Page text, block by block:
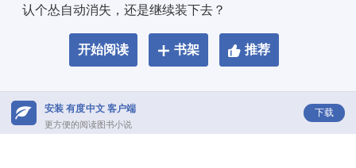
认个怂自动消失，还是继续装下去？
开始阅读 书架 推荐
安装 有度中文 客户端
更方便的阅读图书小说
下载